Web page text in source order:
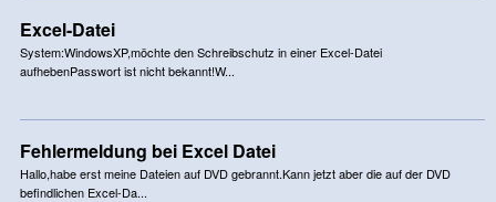
Excel-Datei
System:WindowsXP,möchte den Schreibschutz in einer Excel-Datei
aufhebenPasswort ist nicht bekannt!W...
Fehlermeldung bei Excel Datei
Hallo,habe erst meine Dateien auf DVD gebrannt.Kann jetzt aber die auf der DVD
befindlichen Excel-Da...